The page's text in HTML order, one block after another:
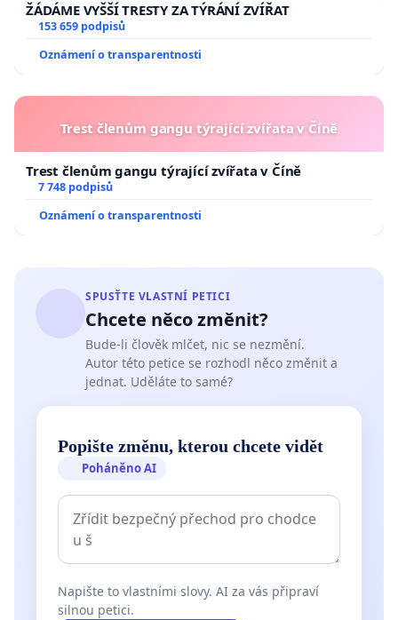
ŽÁDÁME VYŠŠÍ TRESTY ZA TÝRÁNÍ ZVÍŘAT
153 659 podpisů
Oznámení o transparentnosti
Trest členům gangu týrající zvířata v Číně
Trest členům gangu týrající zvířata v Číně
7 748 podpisů
Oznámení o transparentnosti
SPUSŤTE VLASTNÍ PETICI
Chcete něco změnit?
Bude-li člověk mlčet, nic se nezmění.
Autor této petice se rozhodl něco změnit a
jednat. Uděláte to samé?
Popište změnu, kterou chcete vidět
Poháněno AI
Napište to vlastními slovy. AI za vás připraví
silnou petici.